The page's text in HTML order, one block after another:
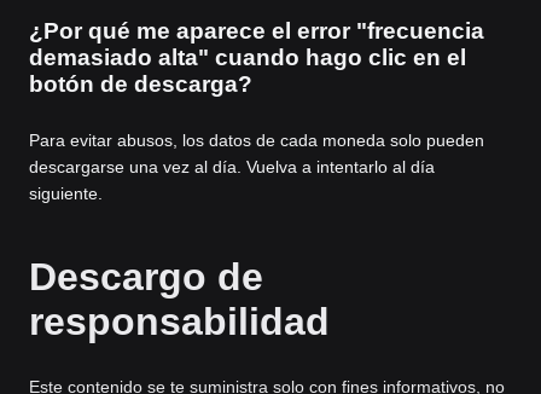
¿Por qué me aparece el error "frecuencia
demasiado alta" cuando hago clic en el
botón de descarga?
Para evitar abusos, los datos de cada moneda solo pueden
descargarse una vez al día. Vuelva a intentarlo al día
siguiente.
Descargo de
responsabilidad
Este contenido se te suministra solo con fines informativos, no